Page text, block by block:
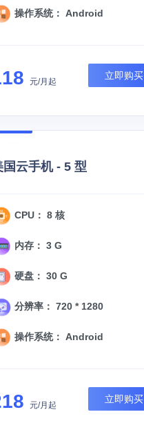
操作系统： Android
元/月起
立即购买
国云手机 - 5 型
CPU： 8 核
内存： 3 G
硬盘： 30 G
分辨率： 720 * 1280
操作系统： Android
元/月起
立即购买